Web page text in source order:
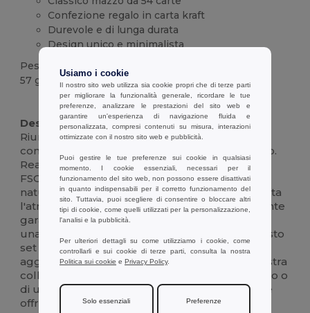
Confezione regalo in carta kraft
Durevole e di lunga durata
Design unico e minimalista
Peso
57 g.
Alta disponibilità
Descrizione :
Riunite amici e familiari per una serata di gioco
con questo classico mazzo di 54 carte da gioco.
Realizzate in carta kraft ecologica e certificata
FSC™, queste carte offrono un'estetica unica e
naturale. Il design sottile e minimalista completa
l'atmosfera rustica, mentre il materiale resistente
garantisce un gioco di lunga durata.Arrivato in
una scatola regalo in carta kraft abbinata, questo
set è perfetto per essere regalato o per
aggiungere un tocco di fascino vintage alla vostra
collezione di giochi. Che si tratti di poker, ramino o
di una semplice partita a solitario, queste carte
offrono un divertimento senza fine.
Usiamo i cookie
Il nostro sito web utilizza sia cookie propri che di terze parti
per migliorare la funzionalità generale, ricordare le tue
preferenze, analizzare le prestazioni del sito web e
garantire un'esperienza di navigazione fluida e
personalizzata, compresi contenuti su misura, interazioni
ottimizzate con il nostro sito web e pubblicità.
Puoi gestire le tue preferenze sui cookie in qualsiasi
momento. I cookie essenziali, necessari per il
funzionamento del sito web, non possono essere disattivati
in quanto indispensabili per il corretto funzionamento del
sito. Tuttavia, puoi scegliere di consentire o bloccare altri
tipi di cookie, come quelli utilizzati per la personalizzazione,
l'analisi e la pubblicità.
Per ulteriori dettagli su come utilizziamo i cookie, come
controllarli e sui cookie di terze parti, consulta la nostra
Politica sui cookie e Privacy Policy.
Solo essenziali Preferenze